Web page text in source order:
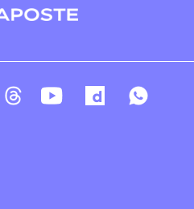
Docaposte
Facebook de Docaposte
Compte Threads de
Compte Youtube de
CompteCompte